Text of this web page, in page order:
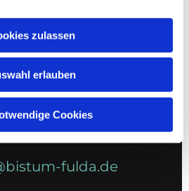
zulassen
erlauben
Cookies
16
fulda.de